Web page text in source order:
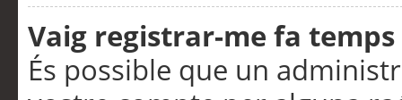
Vaig registrar-me fa
És possible que un